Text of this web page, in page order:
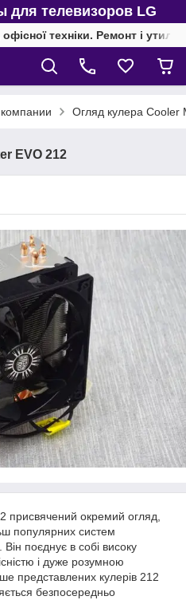
для телевизоров LG
техніки. Ремонт і
Огляд кулера Cooler
EVO 212
присвячений окремий огляд,
популярних систем
поєднує в собі високу
і дуже розумною
представлених кулерів 212
безпосередньо